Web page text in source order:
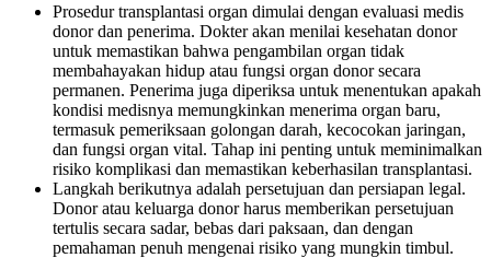
Prosedur transplantasi organ dimulai dengan evaluasi medis
donor dan penerima. Dokter akan menilai kesehatan donor
untuk memastikan bahwa pengambilan organ tidak
membahayakan hidup atau fungsi organ donor secara
permanen. Penerima juga diperiksa untuk menentukan apakah
kondisi medisnya memungkinkan menerima organ baru,
termasuk pemeriksaan golongan darah, kecocokan jaringan,
dan fungsi organ vital. Tahap ini penting untuk meminimalkan
risiko komplikasi dan memastikan keberhasilan transplantasi.
Langkah berikutnya adalah persetujuan dan persiapan legal.
Donor atau keluarga donor harus memberikan persetujuan
tertulis secara sadar, bebas dari paksaan, dan dengan
pemahaman penuh mengenai risiko yang mungkin timbul.